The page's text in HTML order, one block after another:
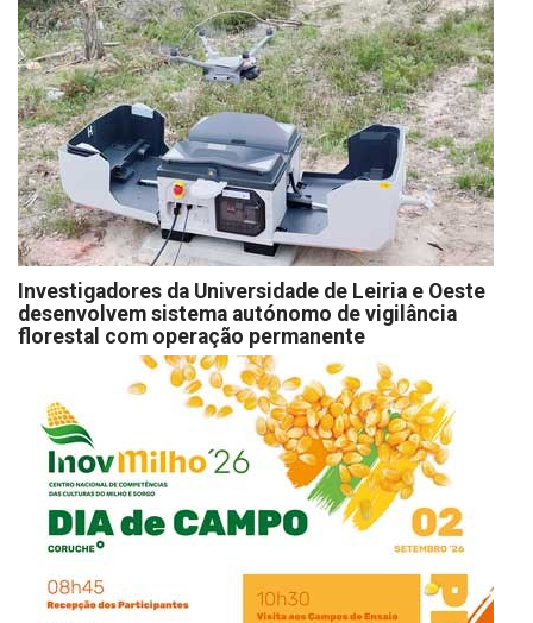
Investigadores da Universidade de Leiria e Oeste
desenvolvem sistema autónomo de vigilância
florestal com operação permanente